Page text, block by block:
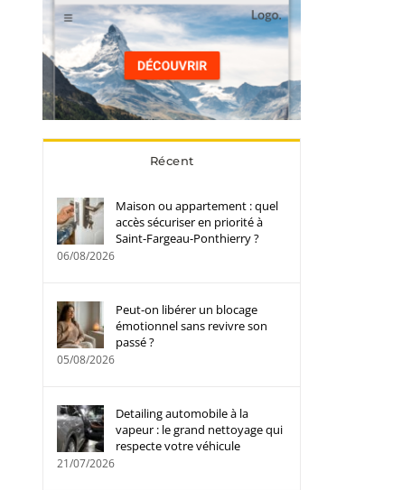
Récent
Maison ou appartement : quel
accès sécuriser en priorité à
Saint-Fargeau-Ponthierry ?
06/08/2026
Peut-on libérer un blocage
émotionnel sans revivre son
passé ?
05/08/2026
Detailing automobile à la
vapeur : le grand nettoyage qui
respecte votre véhicule
21/07/2026